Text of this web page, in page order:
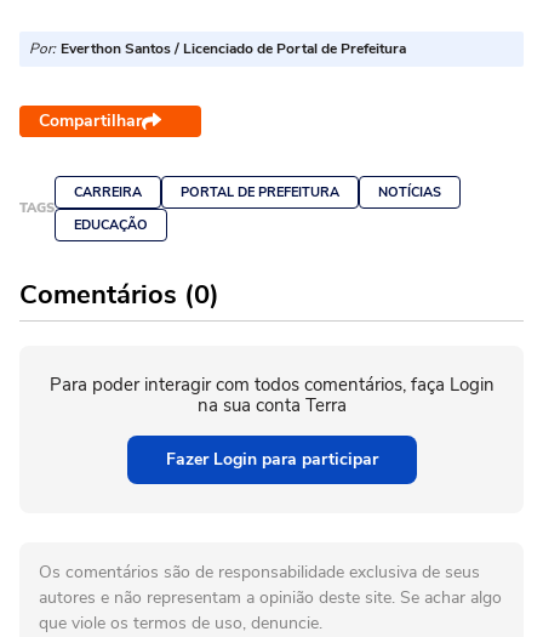
Por: Everthon Santos / Licenciado de Portal de Prefeitura
Compartilhar
TAGS
CARREIRA PORTAL DE PREFEITURA
NOTÍCIAS
EDUCAÇÃO
Comentários (0)
Para poder interagir com todos comentários, faça Login
na sua conta Terra
Fazer Login para participar
Os comentários são de responsabilidade exclusiva de seus
autores e não representam a opinião deste site. Se achar algo
que viole os termos de uso, denuncie.